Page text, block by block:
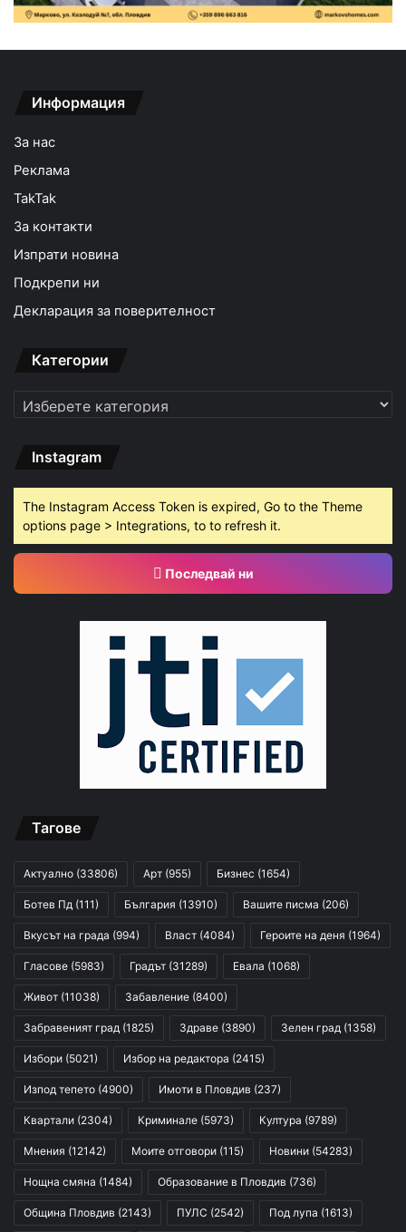
Информация
За нас
Реклама
TakTak
За контакти
Изпрати новина
Подкрепи ни
Декларация за поверителност
Категории
Категории
Instagram
The Instagram Access Token is expired, Go to the Theme
options page > Integrations, to to refresh it.
Последвай ни
Тагове
Актуално (33806) Арт (955) Бизнес (1654)
Ботев Пд (111) България (13910) Вашите писма (206)
Вкусът на града (994) Власт (4084) Героите на деня (1964)
Гласове (5983) Градът (31289) Евала (1068)
Живот (11038) Забавление (8400)
Забравеният град (1825) Здраве (3890) Зелен град (1358)
Избори (5021) Избор на редактора (2415)
Изпод тепето (4900) Имоти в Пловдив (237)
Квартали (2304) Криминале (5973) Култура (9789)
Мнения (12142) Моите отговори (115) Новини (54283)
Нощна смяна (1484) Образование в Пловдив (736)
Община Пловдив (2143) ПУЛС (2542) Под лупа (1613)